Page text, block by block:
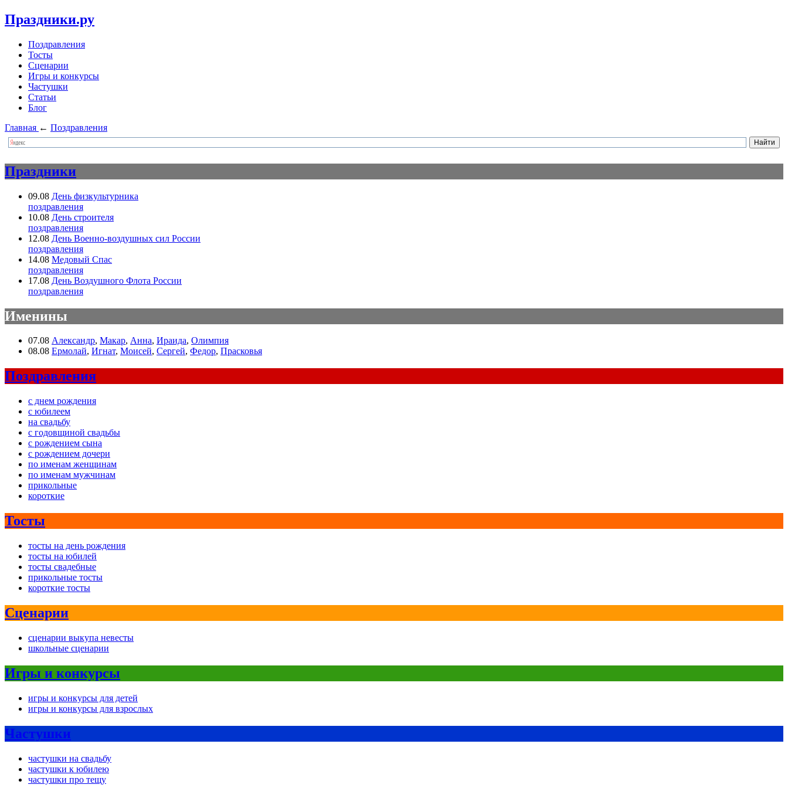
Праздники.ру
Поздравления
Тосты
Сценарии
Игры и конкурсы
Частушки
Статьи
Блог
Главная ← Поздравления
Праздники
09.08 День физкультурника
поздравления
10.08 День строителя
поздравления
12.08 День Военно-воздушных сил России
поздравления
14.08 Медовый Спас
поздравления
17.08 День Воздушного Флота России
поздравления
Именины
07.08 Александр, Макар, Анна, Ираида, Олимпия
08.08 Ермолай, Игнат, Моисей, Сергей, Федор, Прасковья
Поздравления
с днем рождения
с юбилеем
на свадьбу
с годовщиной свадьбы
с рождением сына
с рождением дочери
по именам женщинам
по именам мужчинам
прикольные
короткие
Тосты
тосты на день рождения
тосты на юбилей
тосты свадебные
прикольные тосты
короткие тосты
Сценарии
сценарии выкупа невесты
школьные сценарии
Игры и конкурсы
игры и конкурсы для детей
игры и конкурсы для взрослых
Частушки
частушки на свадьбу
частушки к юбилею
частушки про тещу